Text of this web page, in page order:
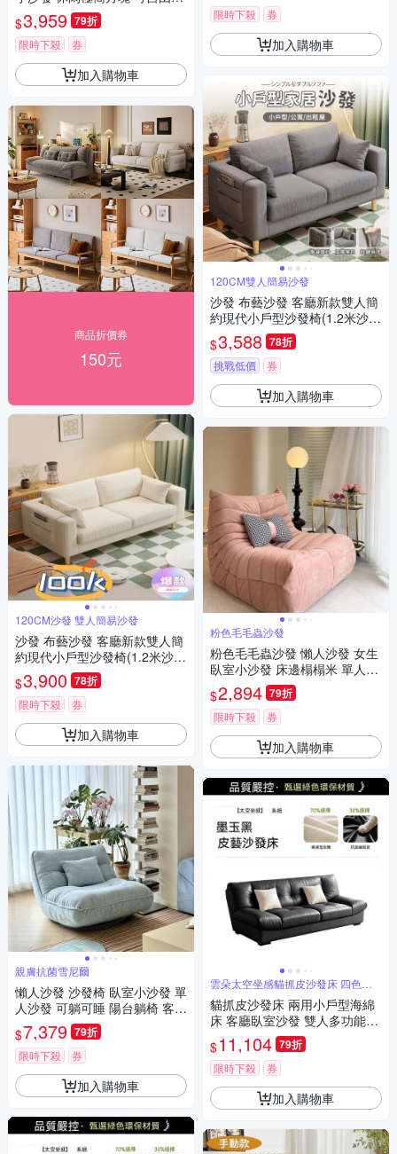
接 榻榻米 中號
$3,959 79折
限時下殺 券
加入購物車
商品折價券
150元
120CM沙發 雙人簡易沙發
沙發 布藝沙發 客廳新款雙人簡
約現代小戶型沙發椅(1.2米沙發
雙人簡易沙發)
$3,900 78折
限時下殺 券
加入購物車
親膚抗菌雪尼爾
懶人沙發 沙發椅 臥室小沙發 單
人沙發 可躺可睡 陽台躺椅 客廳
休閒旋轉座椅
$7,379 79折
限時下殺 券
加入購物車
限時下殺 券
加入購物車
120CM雙人簡易沙發
沙發 布藝沙發 客廳新款雙人簡
約現代小戶型沙發椅(1.2米沙發
雙人簡易沙發)
$3,588 78折
挑戰低價 券
加入購物車
粉色毛毛蟲沙發
粉色毛毛蟲沙發 懶人沙發 女生
臥室小沙發 床邊榻榻米 單人沙
發
$2,894 79折
限時下殺 券
加入購物車
雲朵太空坐感貓抓皮沙發床 四色防
水防刮
貓抓皮沙發床 兩用小戶型海綿
床 客廳臥室沙發 雙人多功能沙
發（長1.6m海綿款）
$11,104 79折
限時下殺 券
加入購物車